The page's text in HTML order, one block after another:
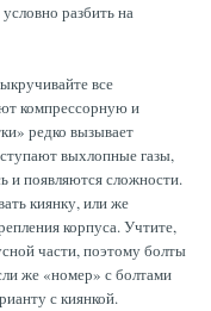
разбить на
все
компрессорную и
редко вызывает
выхлопные газы,
и появляются сложности.
киянку, или же
корпуса. Учтите,
части, поэтому болты
же «номер» с болтами
с киянкой.